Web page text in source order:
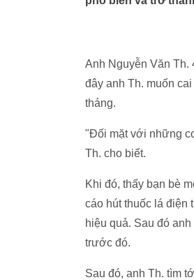
Anh Nguyễn Văn Th.
đây anh Th. muốn
tháng.
"Đối mặt với những
Th. cho biết.
Khi đó, thấy bạn bè
cáo hút thuốc lá điện
hiệu quả. Sau đó
trước đó.
Sau đó, anh Th. tìm